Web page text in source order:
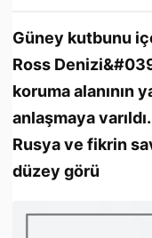
Güney kutbunu
Ross
koruma alanının
anlaşmaya
Rusya ve fikrin
düzey görü